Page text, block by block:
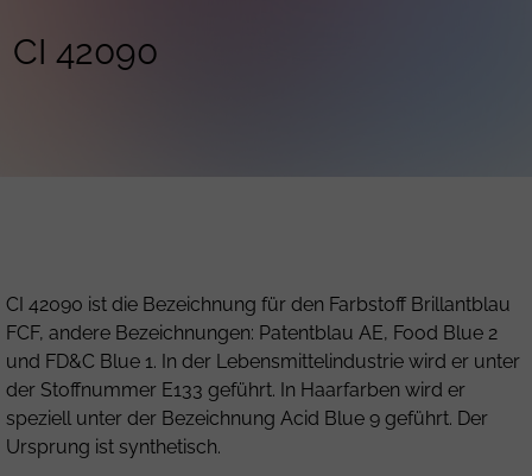
CI 42090
CI 42090 ist die Bezeichnung für den Farbstoff Brillantblau
FCF, andere Bezeichnungen: Patentblau AE, Food Blue 2
und FD&C Blue 1. In der Lebensmittelindustrie wird er unter
der Stoffnummer E133 geführt. In Haarfarben wird er
speziell unter der Bezeichnung Acid Blue 9 geführt. Der
Ursprung ist synthetisch.